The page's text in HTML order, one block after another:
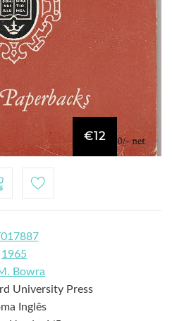
€12
1965
Bowra
University Press
Inglês